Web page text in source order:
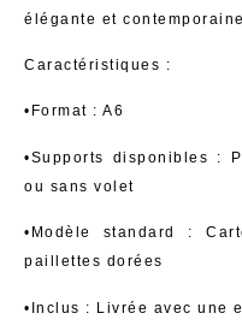
élégante et
Caractéristiques :
• Format : A6
•Supports disponibles :
ou sans volet
• Modèle standard
:
paillettes dorées
• Inclus : Livrée avec une